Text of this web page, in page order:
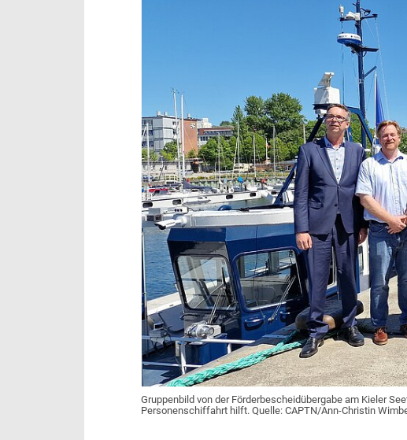
Dossier Deutschlandticket
Dossier Elektrobusse
Gruppenbild von der Förderbescheidübergabe am Kieler
Personenschiffahrt hilft. Quelle: CAPTN/Ann-Christin